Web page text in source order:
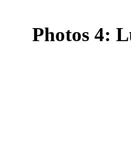
Photos 4: